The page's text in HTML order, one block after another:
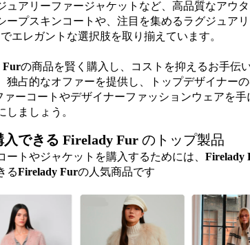
ュアリーファージャケットなど、高品質なアウ
ープスキンコートや、注目を集めるラグジュア
エレガントな選択肢を取り揃えています。
Furの商品を賢く購入し、コストを抑えるお手伝
独占的なオファーを提供し、トップデザイナー
ーコートやデザイナーファッションウェアを
しましょう。
できる Firelady Fur のトップ製品
トやジャケットを購入するためには、 Firelady
るFirelady Furの人気商品です